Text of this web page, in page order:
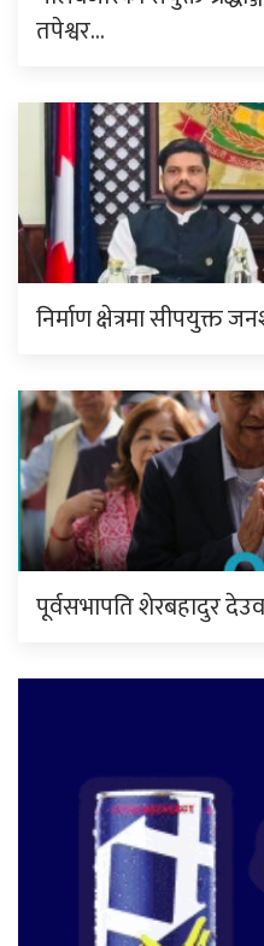
तपेश्वर…
निर्माण क्षेत्रमा सीपयुक्त
पूर्वसभापति शेरबहादुर